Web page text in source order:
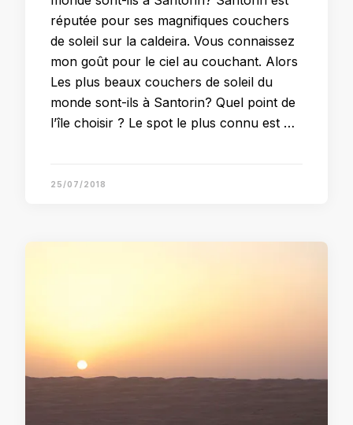
réputée pour ses magnifiques couchers
de soleil sur la caldeira. Vous connaissez
mon goût pour le ciel au couchant. Alors
Les plus beaux couchers de soleil du
monde sont-ils à Santorin? Quel point de
l’île choisir ? Le spot le plus connu est …
25/07/2018